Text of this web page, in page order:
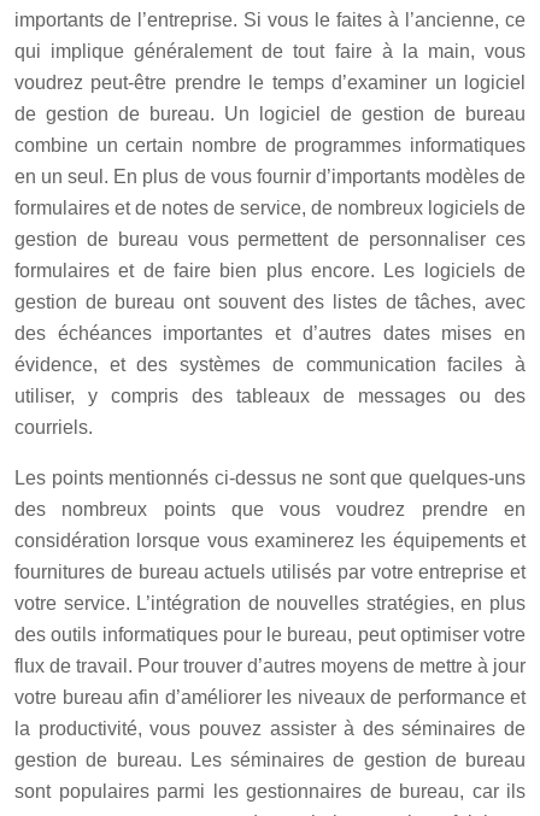
importants de l’entreprise. Si vous le faites à l’ancienne, ce
qui implique généralement de tout faire à la main, vous
voudrez peut-être prendre le temps d’examiner un logiciel
de gestion de bureau. Un logiciel de gestion de bureau
combine un certain nombre de programmes informatiques
en un seul. En plus de vous fournir d’importants modèles de
formulaires et de notes de service, de nombreux logiciels de
gestion de bureau vous permettent de personnaliser ces
formulaires et de faire bien plus encore. Les logiciels de
gestion de bureau ont souvent des listes de tâches, avec
des échéances importantes et d’autres dates mises en
évidence, et des systèmes de communication faciles à
utiliser, y compris des tableaux de messages ou des
courriels.
Les points mentionnés ci-dessus ne sont que quelques-uns
des nombreux points que vous voudrez prendre en
considération lorsque vous examinerez les équipements et
fournitures de bureau actuels utilisés par votre entreprise et
votre service. L’intégration de nouvelles stratégies, en plus
des outils informatiques pour le bureau, peut optimiser votre
flux de travail. Pour trouver d’autres moyens de mettre à jour
votre bureau afin d’améliorer les niveaux de performance et
la productivité, vous pouvez assister à des séminaires de
gestion de bureau. Les séminaires de gestion de bureau
sont populaires parmi les gestionnaires de bureau, car ils